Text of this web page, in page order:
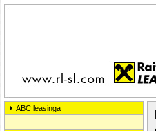
ABC leasinga